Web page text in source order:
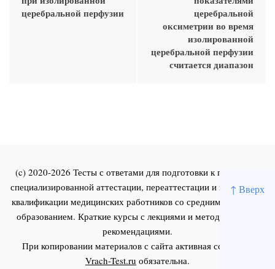
↑ Вверх
церебральной перфузии
церебральной
оксиметрии во время
изолированной
церебральной перфузии
считается диапазон
(c) 2020-2026 Тесты с ответами для подготовки к первичной
специализированной аттестации, переаттестации и повышения
квалификации медицинских работников со средним и высшим
образованием. Краткие курсы с лекциями и методическими
рекомендациями.
При копировании материалов с сайта активная ссылка на
Vrach-Test.ru обязательна.